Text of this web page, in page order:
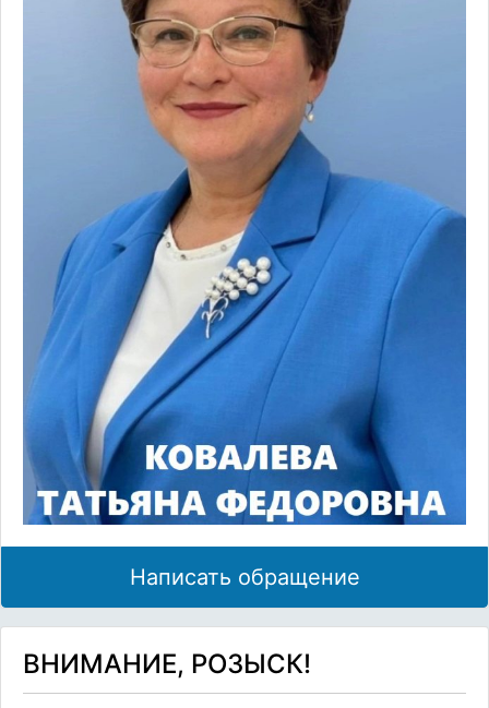
Написать обращение
ВНИМАНИЕ, РОЗЫСК!